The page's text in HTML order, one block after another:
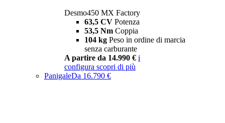
Desmo450 MX Factory
63,5 CV Potenza
53,5 Nm Coppia
104 kg Peso in ordine di marcia
senza carburante
A partire da 14.990 € i
configura scopri di più
PanigaleDa 16.790 €